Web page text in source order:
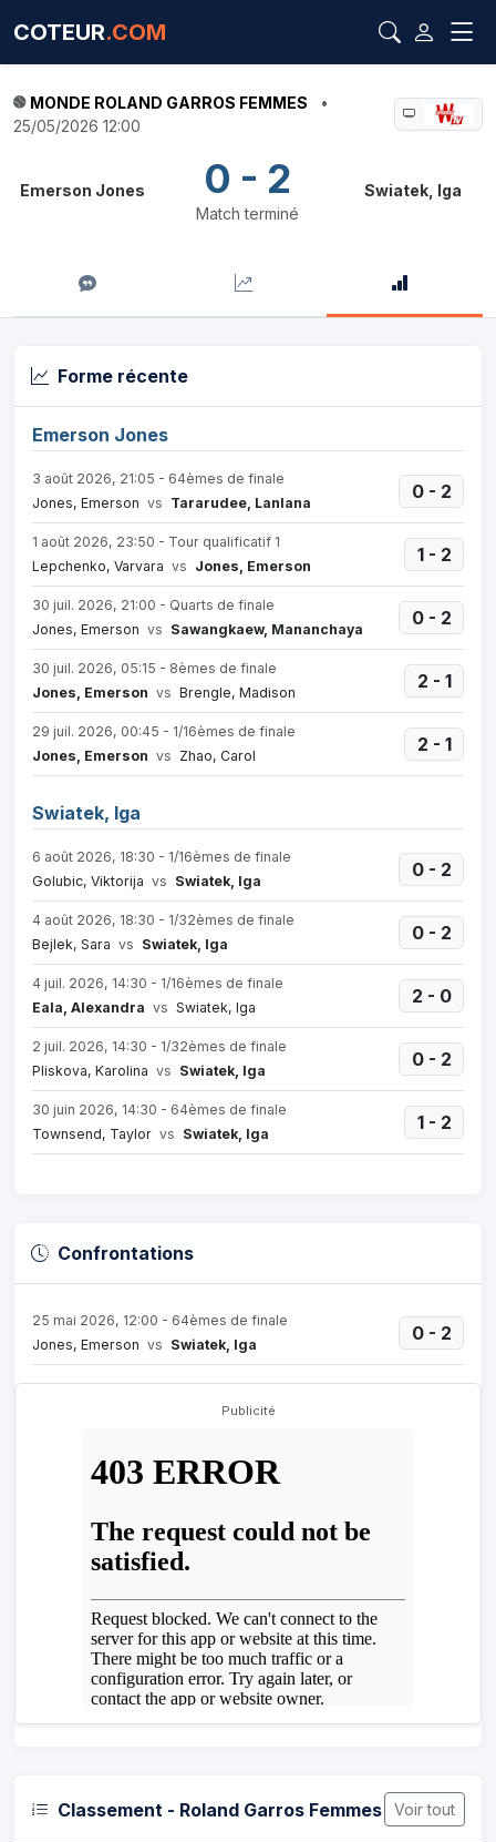
COTEUR.COM
MONDE ROLAND GARROS FEMMES
•
25/05/2026 12:00
Emerson Jones 0 - 2
Match terminé
Swiatek, Iga
Forme récente
Emerson Jones
3 août 2026, 21:05 - 64èmes de finale
Jones, Emerson vs Tararudee, Lanlana
0 - 2
1 août 2026, 23:50 - Tour qualificatif 1
Lepchenko, Varvara vs Jones, Emerson
1 - 2
30 juil. 2026, 21:00 - Quarts de finale
Jones, Emerson vs Sawangkaew, Mananchaya
0 - 2
30 juil. 2026, 05:15 - 8èmes de finale
Jones, Emerson vs Brengle, Madison
2 - 1
29 juil. 2026, 00:45 - 1/16èmes de finale
Jones, Emerson vs Zhao, Carol
2 - 1
Swiatek, Iga
6 août 2026, 18:30 - 1/16èmes de finale
Golubic, Viktorija vs Swiatek, Iga
0 - 2
4 août 2026, 18:30 - 1/32èmes de finale
Bejlek, Sara vs Swiatek, Iga
0 - 2
4 juil. 2026, 14:30 - 1/16èmes de finale
Eala, Alexandra vs Swiatek, Iga
2 - 0
2 juil. 2026, 14:30 - 1/32èmes de finale
Pliskova, Karolina vs Swiatek, Iga
0 - 2
30 juin 2026, 14:30 - 64èmes de finale
Townsend, Taylor vs Swiatek, Iga
1 - 2
Confrontations
25 mai 2026, 12:00 - 64èmes de finale
Jones, Emerson vs Swiatek, Iga
0 - 2
Publicité
Classement - Roland Garros Femmes Voir tout